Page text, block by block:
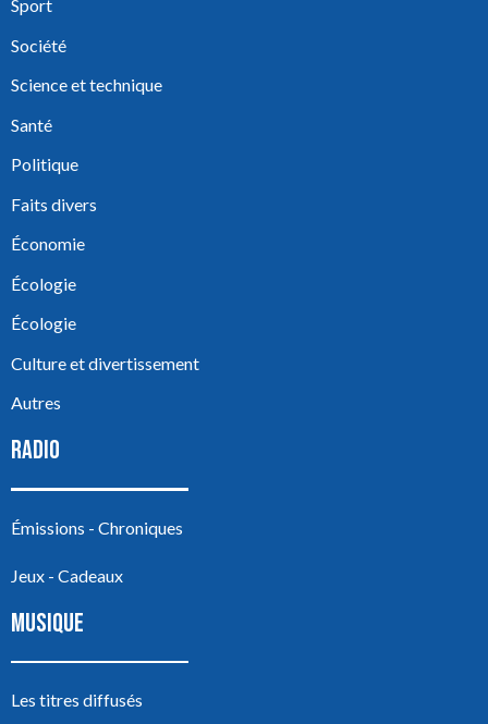
Sport
Société
Science et technique
Santé
Politique
Faits divers
Économie
Écologie
Écologie
Culture et divertissement
Autres
RADIO
Émissions - Chroniques
Jeux - Cadeaux
MUSIQUE
Les titres diffusés